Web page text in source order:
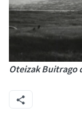
Oteizak Buitrago